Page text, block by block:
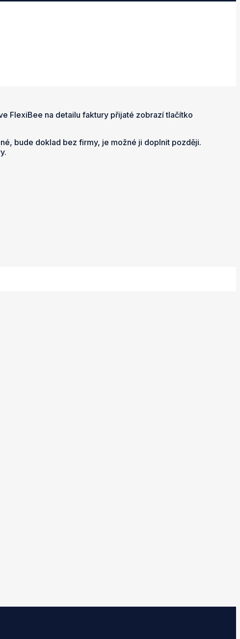
FlexiBee na detailu faktury přijaté zobrazí tlačítko
bude doklad bez firmy, je možné ji doplnit později.